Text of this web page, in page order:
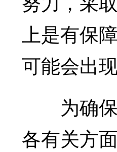
上是有保
可能会出
为确保
各有关方